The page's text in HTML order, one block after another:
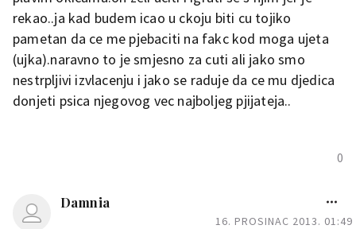
rekao..ja kad budem icao u ckoju biti cu tojiko
pametan da ce me pjebaciti na fakc kod moga ujeta
(ujka).naravno to je smjesno za cuti ali jako smo
nestrpljivi izvlacenju i jako se raduje da ce mu djedica
donjeti psica njegovog vec najboljeg pjijateja..
0
Damnia
16. PROSINAC 2013. 01:49